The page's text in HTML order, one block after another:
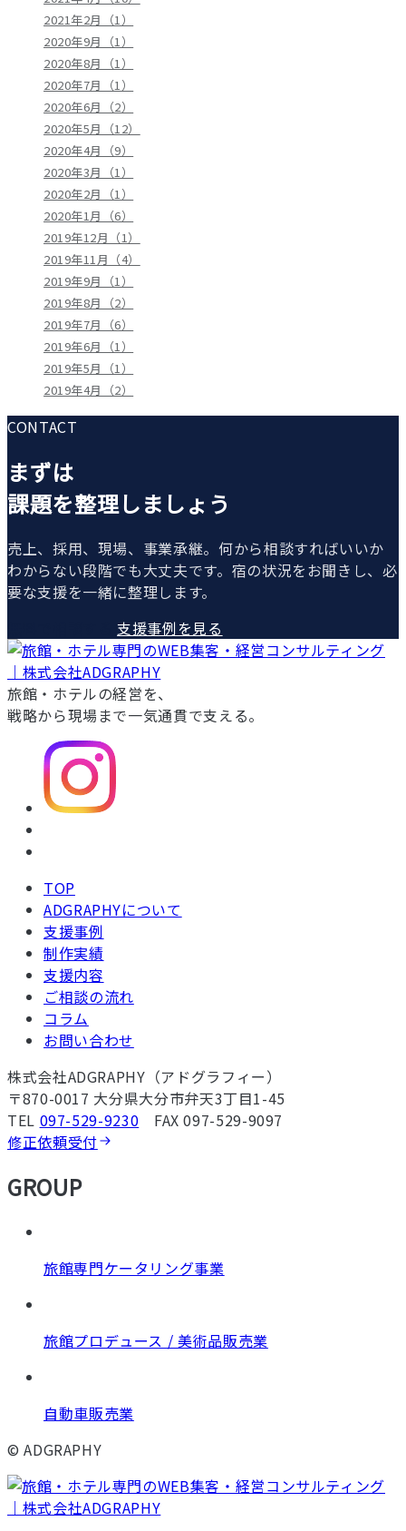
2021年2月（1）
2020年9月（1）
2020年8月（1）
2020年7月（1）
2020年6月（2）
2020年5月（12）
2020年4月（9）
2020年3月（1）
2020年2月（1）
2020年1月（6）
2019年12月（1）
2019年11月（4）
2019年9月（1）
2019年8月（2）
2019年7月（6）
2019年6月（1）
2019年5月（1）
2019年4月（2）
CONTACT
まずは
課題を整理しましょう
売上、採用、現場、事業承継。何から相談すればいいか
わからない段階でも大丈夫です。宿の状況をお聞きし、必
要な支援を一緒に整理します。
支援事例を見る
旅館・ホテルの経営を、
戦略から現場まで一気通貫で支える。
TOP
ADGRAPHYについて
支援事例
制作実績
支援内容
ご相談の流れ
コラム
お問い合わせ
株式会社ADGRAPHY（アドグラフィー）
〒870-0017 大分県大分市弁天3丁目1-45
TEL 097-529-9230 FAX 097-529-9097
修正依頼受付
GROUP
旅館専門ケータリング事業
旅館プロデュース / 美術品販売業
自動車販売業
© ADGRAPHY